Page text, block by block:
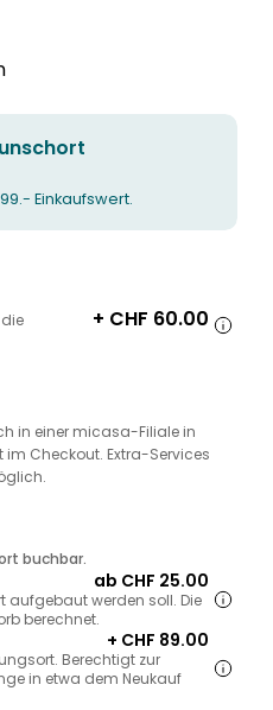
Einkaufswert.
+ CHF 60.00
in einer micasa-Filiale in
Checkout. Extra-Services
buchbar.
ab CHF 25.00
aufgebaut werden soll. Die
berechnet.
+ CHF 89.00
Berechtigt zur
in etwa dem Neukauf